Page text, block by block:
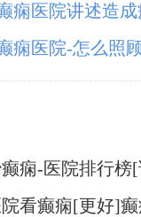
痫医院讲述造
痫医院-怎么照
痫-医院排行榜
好?
看癫痫[更好]